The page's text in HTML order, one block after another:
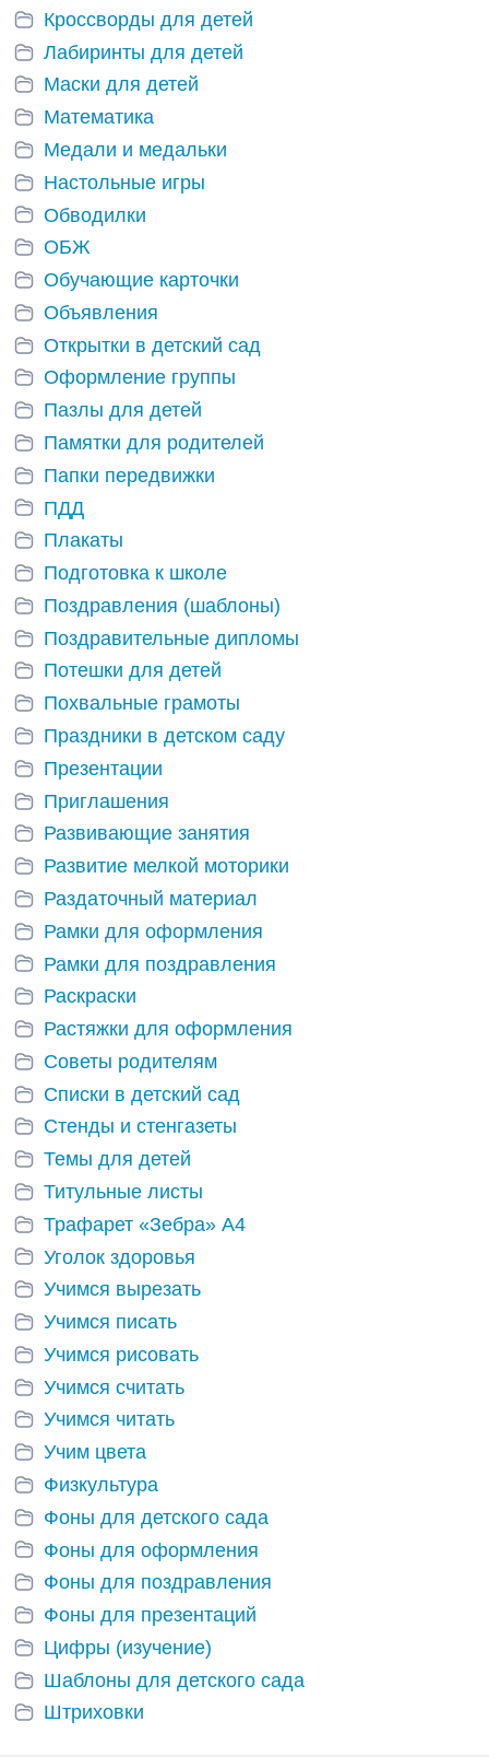
Кроссворды для детей
Лабиринты для детей
Маски для детей
Математика
Медали и медальки
Настольные игры
Обводилки
ОБЖ
Обучающие карточки
Объявления
Открытки в детский сад
Оформление группы
Пазлы для детей
Памятки для родителей
Папки передвижки
ПДД
Плакаты
Подготовка к школе
Поздравления (шаблоны)
Поздравительные дипломы
Потешки для детей
Похвальные грамоты
Праздники в детском саду
Презентации
Приглашения
Развивающие занятия
Развитие мелкой моторики
Раздаточный материал
Рамки для оформления
Рамки для поздравления
Раскраски
Растяжки для оформления
Советы родителям
Списки в детский сад
Стенды и стенгазеты
Темы для детей
Титульные листы
Трафарет «Зебра» А4
Уголок здоровья
Учимся вырезать
Учимся писать
Учимся рисовать
Учимся считать
Учимся читать
Учим цвета
Физкультура
Фоны для детского сада
Фоны для оформления
Фоны для поздравления
Фоны для презентаций
Цифры (изучение)
Шаблоны для детского сада
Штриховки